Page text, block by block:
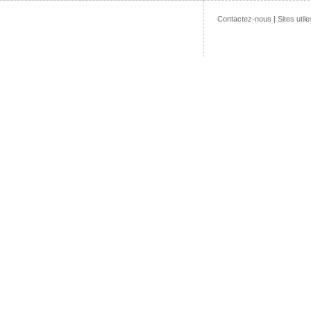
Contactez-nous | Sites